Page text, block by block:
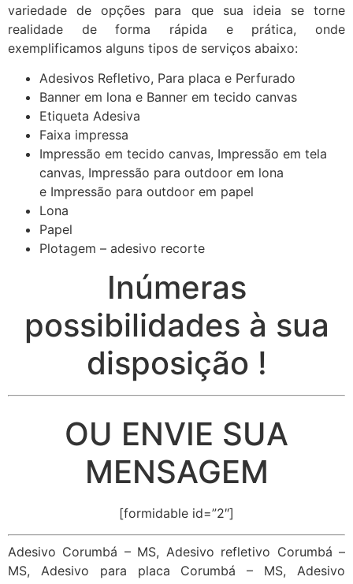
variedade de opções para que sua ideia se torne
realidade de forma rápida e prática, onde
exemplificamos alguns tipos de serviços abaixo:
Adesivos Refletivo, Para placa e Perfurado
Banner em lona e Banner em tecido canvas
Etiqueta Adesiva
Faixa impressa
Impressão em tecido canvas, Impressão em tela
canvas, Impressão para outdoor em lona
e Impressão para outdoor em papel
Lona
Papel
Plotagem – adesivo recorte
Inúmeras
possibilidades à sua
disposição !
OU ENVIE SUA
MENSAGEM
[formidable id=”2″]
Adesivo Corumbá – MS, Adesivo refletivo Corumbá –
MS, Adesivo para placa Corumbá – MS, Adesivo